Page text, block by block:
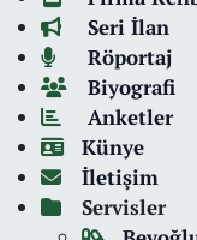
Seri İlan
Röportaj
Biyografi
Anketler
Künye
İletişim
Servisler